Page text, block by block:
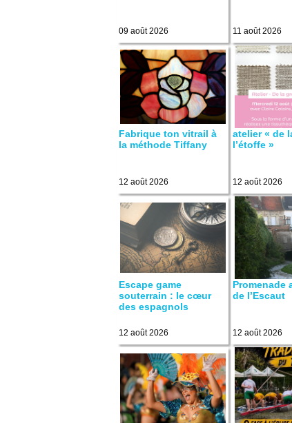
09 août 2026 11 août 2026
Fabrique ton vitrail à
la méthode Tiffany
12 août 2026
atelier « de
l’étoffe »
12 août 2026
Escape game
souterrain : le cœur
des espagnols
12 août 2026
Promenade
de l’Escaut
12 août 2026